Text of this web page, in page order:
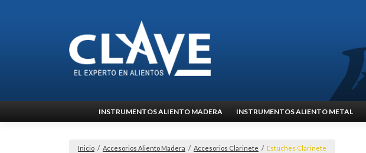
al
INSTRUMENTOS ALIENTO MADERA INSTRUMENTOS ALIENTO METAL
Inicio / Accesorios Aliento Madera / Accesorios Clarinete / Estuches Clarinete